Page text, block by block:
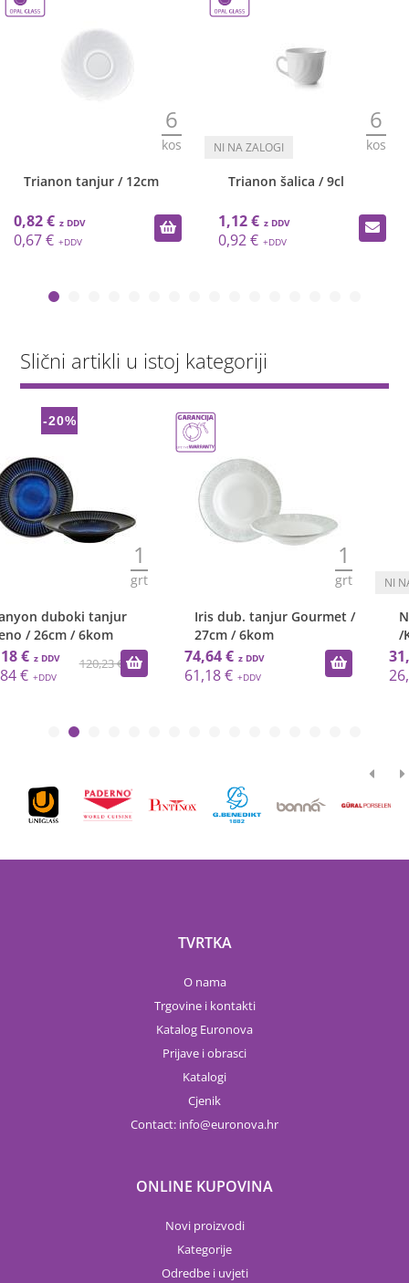
6
kos
Trianon tanjur / 12cm
0,82 €
0,67 €
6
kos
Trianon šalica / 9cl
1,12 €
0,92 €
Slični artikli u istoj kategoriji
Iris dub. tanjur Gourmet /
27cm / 6kom
74,64 €
61,18 €
grt
Napoli tanjur za tjesteninu
/K-Bowl/15cm
31,74 €
26,02 €
TVRTKA
O nama
Trgovine i kontakti
Katalog Euronova
Prijave i obrasci
Katalogi
Cjenik
Contact: info euronova.hr
ONLINE KUPOVINA
Novi proizvodi
Kategorije
Odredbe i uvjeti